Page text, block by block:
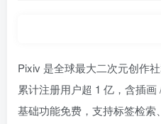
Pixiv 是全球最大二次元创作
累计注册用户超 1 亿，含插画
基础功能免费，支持标签检